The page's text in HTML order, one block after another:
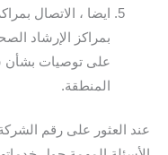
ايضا ، الاتصال
بمراكز الإرشاد
على توصيات بشأن
المنطقة.
عند العثور على رقم